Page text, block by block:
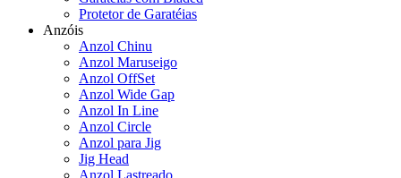
Protetor de Garatéias
Anzóis
Anzol Chinu
Anzol Maruseigo
Anzol OffSet
Anzol Wide Gap
Anzol In Line
Anzol Circle
Anzol para Jig
Jig Head
Anzol Lastreado